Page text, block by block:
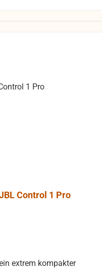
Control 1 Pro